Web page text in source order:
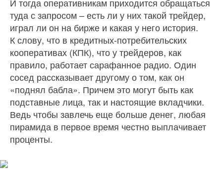
туда с запросом – есть ли у них такой трейдер,
играл ли он на бирже и какая у него история.
К слову, что в кредитных-потребительских
кооперативах (КПК), что у трейдеров, как
правило, работает сарафанное радио. Один
сосед рассказывает другому о том, как он
«поднял бабла». Причем это могут быть как
подставные лица, так и настоящие вкладчики.
Ведь чтобы завлечь еще больше денег, любая
пирамида в первое время честно выплачивает
проценты.